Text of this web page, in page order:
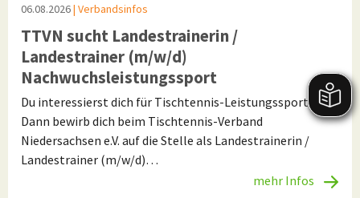
06.08.2026| Verbandsinfos
TTVN sucht Landestrainerin /
Landestrainer (m/w/d)
Nachwuchsleistungssport
Du interessierst dich für Tischtennis-Leistungssport?
Dann bewirb dich beim Tischtennis-Verband
Niedersachsen e.V. auf die Stelle als Landestrainerin /
Landestrainer (m/w/d)…
mehr Infos